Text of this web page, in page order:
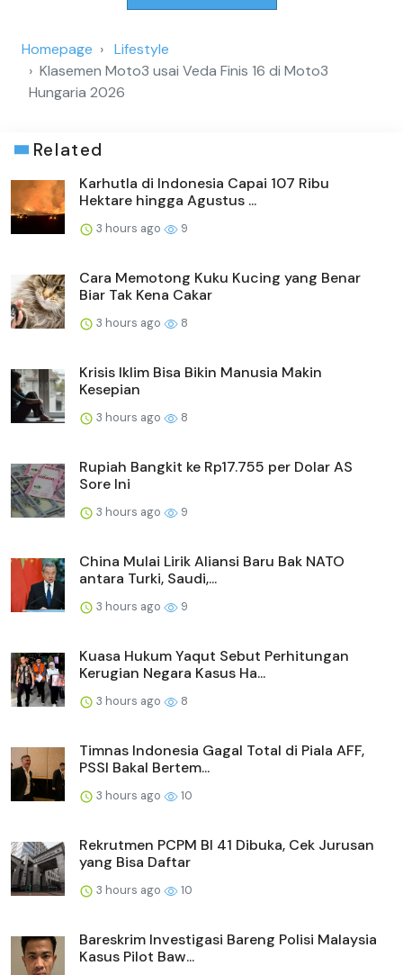
Homepage
Lifestyle
Klasemen Moto3 usai Veda Finis 16 di Moto3
Hungaria 2026
Related
Karhutla di Indonesia Capai 107 Ribu
Hektare hingga Agustus ...
3 hours ago 9
Cara Memotong Kuku Kucing yang Benar
Biar Tak Kena Cakar
3 hours ago 8
Krisis Iklim Bisa Bikin Manusia Makin
Kesepian
3 hours ago 8
Rupiah Bangkit ke Rp17.755 per Dolar AS
Sore Ini
3 hours ago 9
China Mulai Lirik Aliansi Baru Bak NATO
antara Turki, Saudi,...
3 hours ago 9
Kuasa Hukum Yaqut Sebut Perhitungan
Kerugian Negara Kasus Ha...
3 hours ago 8
Timnas Indonesia Gagal Total di Piala AFF,
PSSI Bakal Bertem...
3 hours ago 10
Rekrutmen PCPM BI 41 Dibuka, Cek Jurusan
yang Bisa Daftar
3 hours ago 10
Bareskrim Investigasi Bareng Polisi Malaysia
Kasus Pilot Baw...